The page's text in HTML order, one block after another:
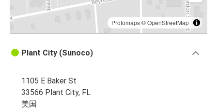
Protomaps©OpenStreetMap
Plant City (Sunoco)
1105 E Baker St
33566 Plant City, FL
美国